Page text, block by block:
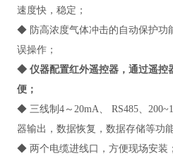
速度快，稳定；
◆ 防高浓度气体冲击的自动保护功
误操作；
◆ 仪器配置红外遥控器，通过遥控
便；
◆ 三线制4～20mA、 RS485、
器输出，数据恢复，数据存储等功能
◆ 两个电缆进线口，方便现场安装；